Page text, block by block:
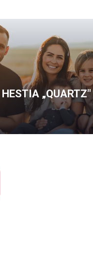
HESTIA „QUARTZ"
OFERTĘ